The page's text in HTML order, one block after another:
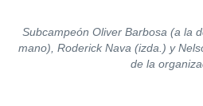
Subcampeón Oliver Barbosa (a la
mano), Roderick Nava (izda.) y
de la